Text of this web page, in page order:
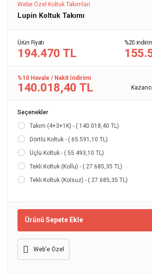
Webe Özel Koltuk Takımları
Lupin Koltuk Takımı
Ürün Fiyatı
194.470 TL
%20
%10 Havale / Nakit İndirimi
140.018,40 TL
Seçenekler
Takım (4+3+1K) - ( 140.018,40 TL)
Dörtlü Koltuk - ( 65.591,10 TL)
Üçlü Koltuk - ( 55.493,10 TL)
Tekli Koltuk (Kollu) - ( 27.685,35 TL)
Tekli Koltuk (Kolsuz) - ( 27.685,35 TL)
Ürünü Sepete Ekle
Web'e Özel